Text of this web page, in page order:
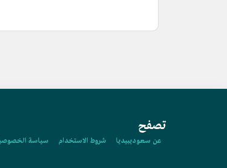
تصفح
عن سعوديبيديا شروط الاستخدام سياسة